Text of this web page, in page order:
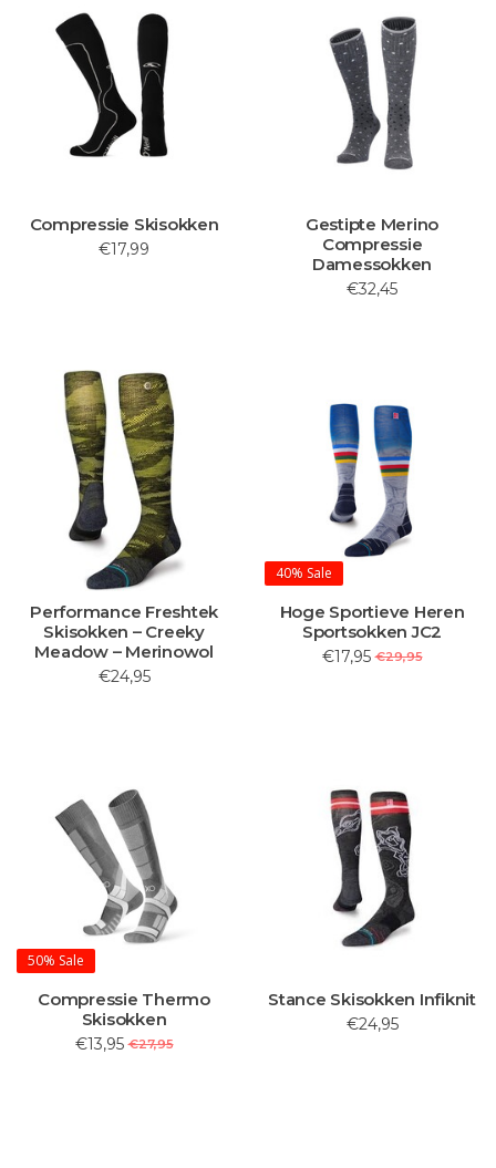
Compressie Skisokken
€17,99
Gestipte Merino
Compressie
Damessokken
€32,45
Performance Freshtek
Skisokken – Creeky
Meadow – Merinowol
€24,95
40% Sale
Hoge Sportieve Heren
Sportsokken JC2
€17,95 €29,95
50% Sale
Compressie Thermo
Skisokken
€13,95 €27,95
Stance Skisokken Infiknit
€24,95